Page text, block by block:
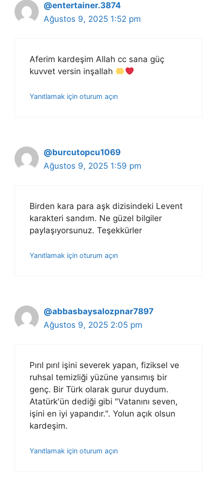
@entertainer.3874
Ağustos 9, 2025 1:52 pm
Aferim kardeşim Allah cc sana güç
kuvvet versin inşallah
Yanıtlamak için oturum açın
@burcutopcu1069
Ağustos 9, 2025 1:59 pm
Birden kara para aşk dizisindeki Levent
karakteri sandım. Ne güzel bilgiler
paylaşıyorsunuz. Teşekkürler
Yanıtlamak için oturum açın
@abbasbaysalozpnar7897
Ağustos 9, 2025 2:05 pm
Pırıl pırıl işini severek yapan, fiziksel ve
ruhsal temizliği yüzüne yansımış bir
genç. Bir Türk olarak gurur duydum.
Atatürk'ün dediği gibi "Vatanını seven,
işini en iyi yapandır.". Yolun açık olsun
kardeşim.
Yanıtlamak için oturum açın